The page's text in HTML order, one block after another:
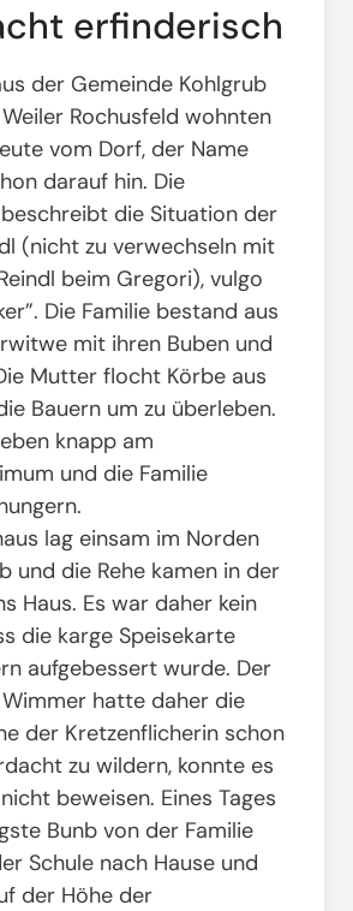
erfinderisch
der Gemeinde Kohlgrub
Rochusfeld wohnten
vom Dorf, der Name
darauf hin. Die
die Situation der
(nicht zu verwechseln mit
beim Gregori), vulgo
Die Familie bestand aus
mit ihren Buben und
Mutter flocht Körbe aus
Bauern um zu überleben.
knapp am
und die Familie
lag einsam im Norden
und die Rehe kamen in der
Haus. Es war daher kein
die karge Speisekarte
aufgebessert wurde. Der
hatte daher die
der Kretzenflicherin schon
zu wildern, konnte es
beweisen. Eines Tages
Bunb von der Familie
Schule nach Hause und
der Höhe der